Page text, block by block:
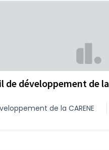
de développement de la
de la CARENE